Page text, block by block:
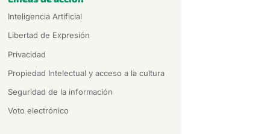
Inteligencia Artificial
Libertad de Expresión
Privacidad
Propiedad Intelectual y acceso a la cultura
Seguridad de la información
Voto electrónico